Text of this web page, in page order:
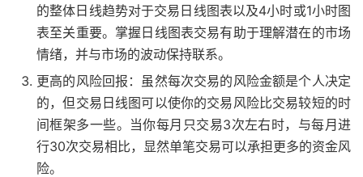
的整体日线趋势对于交易日线图表以及4小时或1小时图
表至关重要。掌握日线图表交易有助于理解潜在的市场
情绪，并与市场的波动保持联系。
更高的风险回报：虽然每次交易的风险金额是个人决定
的，但交易日线图可以使你的交易风险比交易较短的时
间框架多一些。当你每月只交易3次左右时，与每月进
行30次交易相比，显然单笔交易可以承担更多的资金风
险。